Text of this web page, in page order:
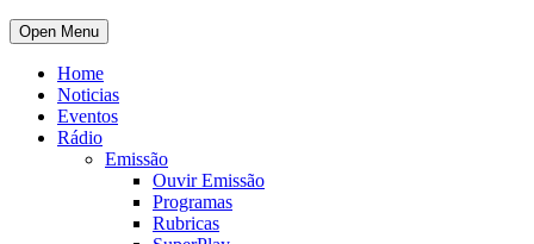
Open Menu
Home
Noticias
Eventos
Rádio
Emissão
Ouvir Emissão
Programas
Rubricas